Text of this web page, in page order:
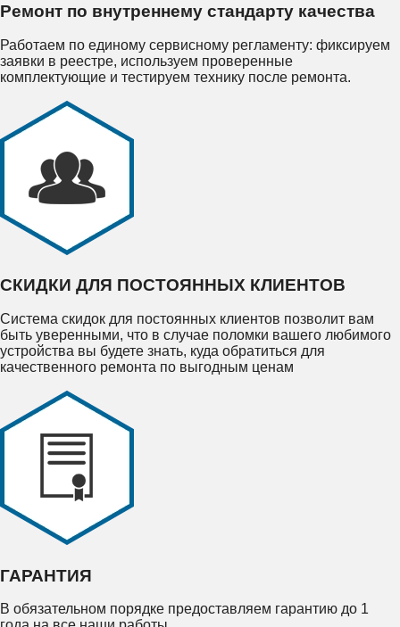
Ремонт по внутреннему стандарту качества
Работаем по единому сервисному регламенту: фиксируем
заявки в реестре, используем проверенные
комплектующие и тестируем технику после ремонта.
СКИДКИ ДЛЯ ПОСТОЯННЫХ КЛИЕНТОВ
Система скидок для постоянных клиентов позволит вам
быть уверенными, что в случае поломки вашего любимого
устройства вы будете знать, куда обратиться для
качественного ремонта по выгодным ценам
ГАРАНТИЯ
В обязательном порядке предоставляем гарантию до 1